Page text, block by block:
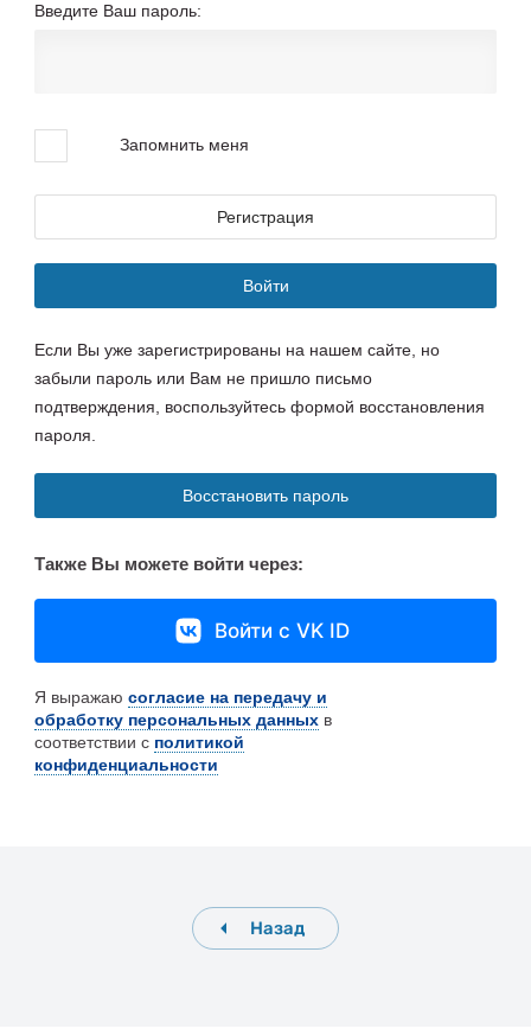
Введите Ваш пароль:
Запомнить меня
Регистрация
Войти
Если Вы уже зарегистрированы на нашем сайте, но
забыли пароль или Вам не пришло письмо
подтверждения, воспользуйтесь формой восстановления
пароля.
Восстановить пароль
Также Вы можете войти через:
Войти с VK ID
Я выражаю согласие на передачу и
обработку персональных данных в
соответствии с политикой
конфиденциальности
Назад